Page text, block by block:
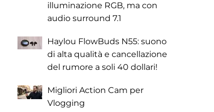
illuminazione RGB, ma con
audio surround 7.1
Haylou FlowBuds N55: suono
di alta qualità e cancellazione
del rumore a soli 40 dollari!
Migliori Action Cam per
Vlogging